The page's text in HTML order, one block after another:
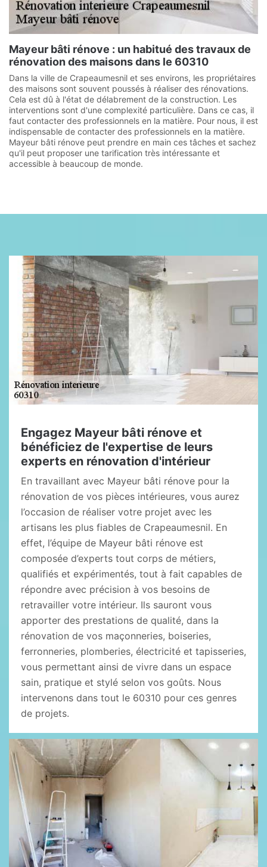
Mayeur bâti rénove : un habitué des travaux de
rénovation des maisons dans le 60310
Dans la ville de Crapeaumesnil et ses environs, les propriétaires
des maisons sont souvent poussés à réaliser des rénovations.
Cela est dû à l'état de délabrement de la construction. Les
interventions sont d'une complexité particulière. Dans ce cas, il
faut contacter des professionnels en la matière. Pour nous, il est
indispensable de contacter des professionnels en la matière.
Mayeur bâti rénove peut prendre en main ces tâches et sachez
qu'il peut proposer une tarification très intéressante et
accessible à beaucoup de monde.
Engagez Mayeur bâti rénove et
bénéficiez de l'expertise de leurs
experts en rénovation d'intérieur
En travaillant avec Mayeur bâti rénove pour la
rénovation de vos pièces intérieures, vous aurez
l’occasion de réaliser votre projet avec les
artisans les plus fiables de Crapeaumesnil. En
effet, l’équipe de Mayeur bâti rénove est
composée d’experts tout corps de métiers,
qualifiés et expérimentés, tout à fait capables de
répondre avec précision à vos besoins de
retravailler votre intérieur. Ils sauront vous
apporter des prestations de qualité, dans la
rénovation de vos maçonneries, boiseries,
ferronneries, plomberies, électricité et tapisseries,
vous permettant ainsi de vivre dans un espace
sain, pratique et stylé selon vos goûts. Nous
intervenons dans tout le 60310 pour ces genres
de projets.